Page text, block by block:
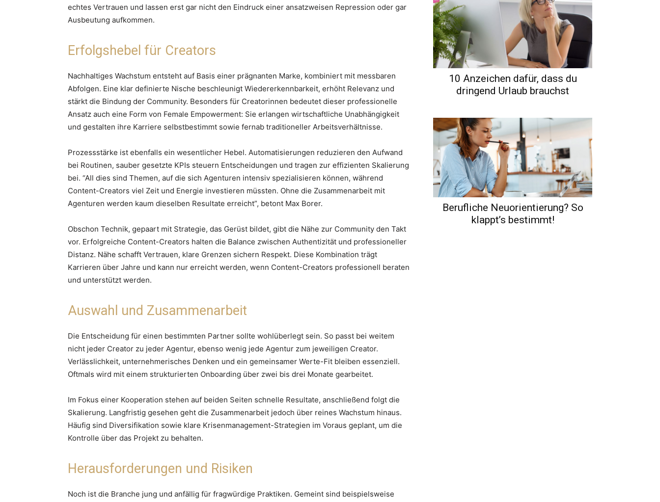
echtes Vertrauen und lassen erst gar nicht den Eindruck einer ansatzweisen Repression oder gar
Ausbeutung aufkommen.
Erfolgshebel für Creators
Nachhaltiges Wachstum entsteht auf Basis einer prägnanten Marke, kombiniert mit messbaren
Abfolgen. Eine klar definierte Nische beschleunigt Wiedererkennbarkeit, erhöht Relevanz und
stärkt die Bindung der Community. Besonders für Creatorinnen bedeutet dieser professionelle
Ansatz auch eine Form von Female Empowerment: Sie erlangen wirtschaftliche Unabhängigkeit
und gestalten ihre Karriere selbstbestimmt sowie fernab traditioneller Arbeitsverhältnisse.
Prozessstärke ist ebenfalls ein wesentlicher Hebel. Automatisierungen reduzieren den Aufwand
bei Routinen, sauber gesetzte KPIs steuern Entscheidungen und tragen zur effizienten Skalierung
bei. “All dies sind Themen, auf die sich Agenturen intensiv spezialisieren können, während
Content-Creators viel Zeit und Energie investieren müssten. Ohne die Zusammenarbeit mit
Agenturen werden kaum dieselben Resultate erreicht”, betont Max Borer.
Obschon Technik, gepaart mit Strategie, das Gerüst bildet, gibt die Nähe zur Community den Takt
vor. Erfolgreiche Content-Creators halten die Balance zwischen Authentizität und professioneller
Distanz. Nähe schafft Vertrauen, klare Grenzen sichern Respekt. Diese Kombination trägt
Karrieren über Jahre und kann nur erreicht werden, wenn Content-Creators professionell beraten
und unterstützt werden.
Auswahl und Zusammenarbeit
Die Entscheidung für einen bestimmten Partner sollte wohlüberlegt sein. So passt bei weitem
nicht jeder Creator zu jeder Agentur, ebenso wenig jede Agentur zum jeweiligen Creator.
Verlässlichkeit, unternehmerisches Denken und ein gemeinsamer Werte-Fit bleiben essenziell.
Oftmals wird mit einem strukturierten Onboarding über zwei bis drei Monate gearbeitet.
Im Fokus einer Kooperation stehen auf beiden Seiten schnelle Resultate, anschließend folgt die
Skalierung. Langfristig gesehen geht die Zusammenarbeit jedoch über reines Wachstum hinaus.
Häufig sind Diversifikation sowie klare Krisenmanagement-Strategien im Voraus geplant, um die
Kontrolle über das Projekt zu behalten.
Herausforderungen und Risiken
Noch ist die Branche jung und anfällig für fragwürdige Praktiken. Gemeint sind beispielsweise
10 Anzeichen dafür, dass du
dringend Urlaub brauchst
Berufliche Neuorientierung? So
klappt’s bestimmt!